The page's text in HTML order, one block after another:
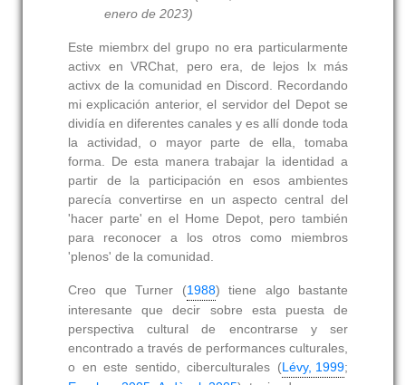
enero de 2023)
Este miembrx del grupo no era particularmente
activx en VRChat, pero era, de lejos lx más
activx de la comunidad en Discord. Recordando
mi explicación anterior, el servidor del Depot se
dividía en diferentes canales y es allí donde toda
la actividad, o mayor parte de ella, tomaba
forma. De esta manera trabajar la identidad a
partir de la participación en esos ambientes
parecía convertirse en un aspecto central del
'hacer parte' en el Home Depot, pero también
para reconocer a los otros como miembros
'plenos' de la comunidad.
Creo que Turner (1988) tiene algo bastante
interesante que decir sobre esta puesta de
perspectiva cultural de encontrarse y ser
encontrado a través de performances culturales,
o en este sentido, ciberculturales (Lévy, 1999;